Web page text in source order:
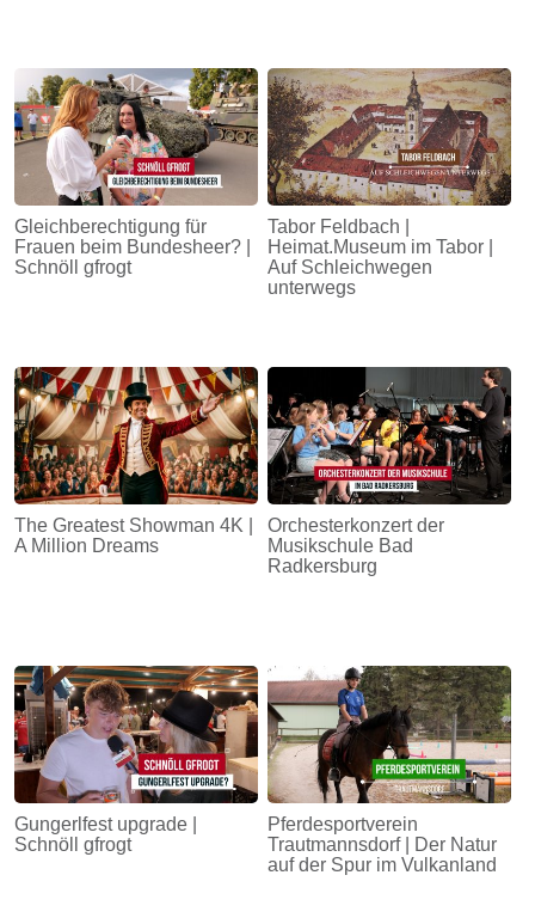
Gleichberechtigung für
Frauen beim Bundesheer? |
Schnöll gfrogt
Tabor Feldbach |
Heimat.Museum im Tabor |
Auf Schleichwegen
unterwegs
The Greatest Showman 4K |
A Million Dreams
Orchesterkonzert der
Musikschule Bad
Radkersburg
Gungerlfest upgrade |
Schnöll gfrogt
Pferdesportverein
Trautmannsdorf | Der Natur
auf der Spur im Vulkanland